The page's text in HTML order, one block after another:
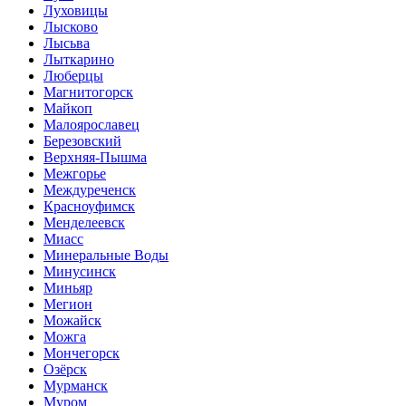
Луховицы
Лысково
Лысьва
Лыткарино
Люберцы
Магнитогорск
Майкоп
Малоярославец
Березовский
Верхняя-Пышма
Межгорье
Междуреченск
Красноуфимск
Менделеевск
Миасс
Минеральные Воды
Минусинск
Миньяр
Мегион
Можайск
Можга
Мончегорск
Озёрск
Мурманск
Муром